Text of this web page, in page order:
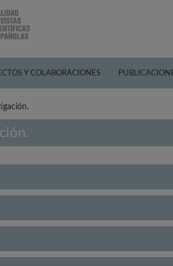
Y COLABORACIONES